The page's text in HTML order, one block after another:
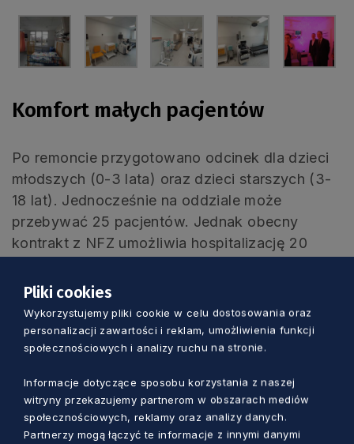
Komfort małych pacjentów
Po remoncie przygotowano odcinek dla dzieci
młodszych (0-3 lata) oraz dzieci starszych (3-
18 lat). Jednocześnie na oddziale może
przebywać 25 pacjentów. Jednak obecny
kontrakt z NFZ umożliwia hospitalizację 20
– Dysponujemy 15 salami
spełniającymi wymagania izolatki,
każda z nich posiada własny węzeł
sanitarny i jest przystosowana do
izolacji pacjentów z chorobami wysoce
zaraźliwymi – informuje Sławomira
Pliki cookies
Wykorzystujemy pliki cookie w celu dostosowania oraz
personalizacji zawartości i reklam, umożliwienia funkcji
społecznościowych i analizy ruchu na stronie.
Informacje dotyczące sposobu korzystania z naszej
witryny przekazujemy partnerom w obszarach mediów
społecznościowych, reklamy oraz analizy danych.
Partnerzy mogą łączyć te informacje z innymi danymi